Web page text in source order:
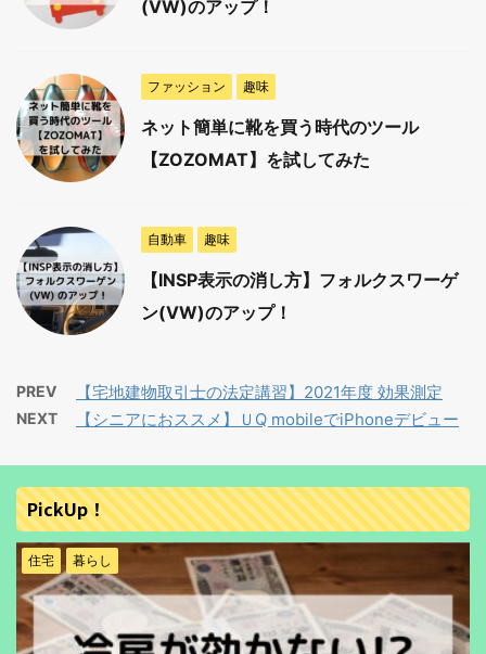
(VW)のアップ！
ファッション 趣味
ネット簡単に靴を買う時代のツール
【ZOZOMAT】を試してみた
自動車 趣味
【INSP表示の消し方】フォルクスワーゲ
ン(VW)のアップ！
PREV 【宅地建物取引士の法定講習】2021年度 効果測定
NEXT 【シニアにおススメ】ＵQ mobileでiPhoneデビュー
PickUp！
住宅 暮らし